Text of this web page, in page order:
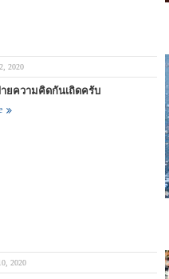
2020
ยความคิดกันเถิดครับ
2020